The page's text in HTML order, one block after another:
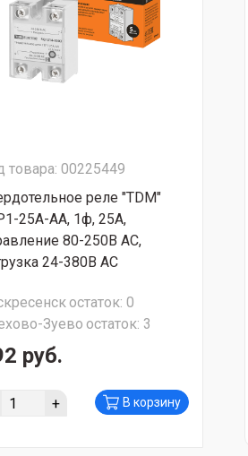
товара: 00225449
реле "TDM"
25А-AА, 1ф, 25А,
80-250В AС,
24-380В АС
остаток: 0
Зуево остаток: 3
руб.
+ В корзину